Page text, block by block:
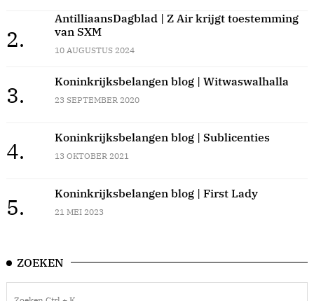
2.
AntilliaansDagblad | Z Air krijgt toestemming
van SXM
10 AUGUSTUS 2024
3.
Koninkrijksbelangen blog | Witwaswalhalla
23 SEPTEMBER 2020
4.
Koninkrijksbelangen blog | Sublicenties
13 OKTOBER 2021
5.
Koninkrijksbelangen blog | First Lady
21 MEI 2023
ZOEKEN